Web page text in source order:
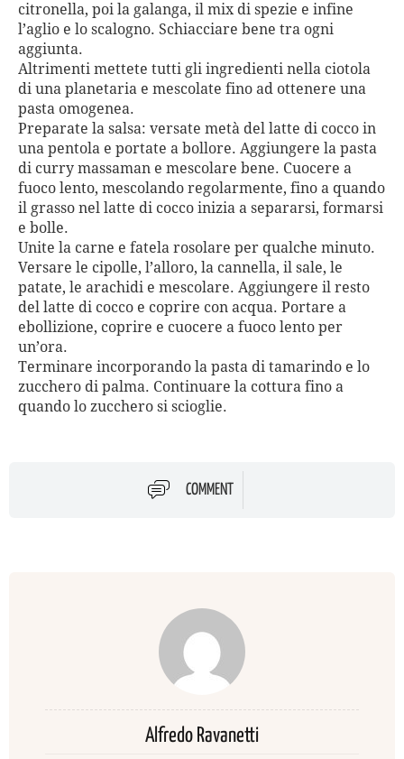
citronella, poi la galanga, il mix di spezie e infine
l’aglio e lo scalogno. Schiacciare bene tra ogni
aggiunta.
Altrimenti mettete tutti gli ingredienti nella ciotola
di una planetaria e mescolate fino ad ottenere una
pasta omogenea.
Preparate la salsa: versate metà del latte di cocco in
una pentola e portate a bollore. Aggiungere la pasta
di curry massaman e mescolare bene. Cuocere a
fuoco lento, mescolando regolarmente, fino a quando
il grasso nel latte di cocco inizia a separarsi, formarsi
e bolle.
Unite la carne e fatela rosolare per qualche minuto.
Versare le cipolle, l’alloro, la cannella, il sale, le
patate, le arachidi e mescolare. Aggiungere il resto
del latte di cocco e coprire con acqua. Portare a
ebollizione, coprire e cuocere a fuoco lento per
un’ora.
Terminare incorporando la pasta di tamarindo e lo
zucchero di palma. Continuare la cottura fino a
quando lo zucchero si scioglie.
COMMENT
Alfredo Ravanetti